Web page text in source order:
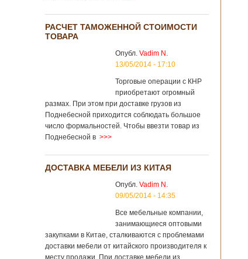
РАСЧЕТ ТАМОЖЕННОЙ СТОИМОСТИ
ТОВАРА
Опубл. Vadim N.
13/05/2014 - 17:10
Торговые операции с КНР
приобретают огромный
размах. При этом при доставке грузов из
Поднебесной приходится соблюдать большое
число формальностей. Чтобы ввезти товар из
Поднебесной в >>>
ДОСТАВКА МЕБЕЛИ ИЗ КИТАЯ
Опубл. Vadim N.
09/05/2014 - 14:35
Все мебельные компании,
занимающиеся оптовыми
закупками в Китае, сталкиваются с проблемами
доставки мебели от китайского производителя к
месту продажи. При доставке мебели из